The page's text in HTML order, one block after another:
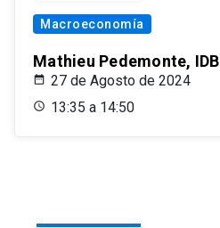
Macroeconomía
Mathieu Pedemonte, IDB
27 de Agosto de 2024
13:35 a 14:50